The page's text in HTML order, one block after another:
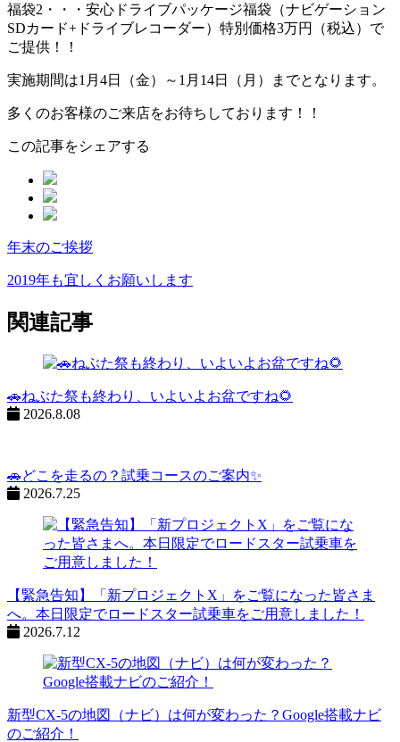
福袋2・・・安心ドライブパッケージ福袋（ナビゲーション
SDカード+ドライブレコーダー）特別価格3万円（税込）で
ご提供！！
実施期間は1月4日（金）～1月14日（月）までとなります。
多くのお客様のご来店をお待ちしております！！
この記事をシェアする
ペ
ー
ジ
ネ
シ
ョ
%title
年末のご挨拶
2019年も宜しくお願いします
関連記事
🚗ねぶた祭も終わり、いよいよお盆ですね🌻
2026.8.08
🚗どこを走るの？試乗コースのご案内✨
2026.7.25
【緊急告知】「新プロジェクトX」をご覧になった皆さま
へ。本日限定でロードスター試乗車をご用意しました！
2026.7.12
新型CX-5の地図（ナビ）は何が変わった？Google搭載ナビ
のご紹介！